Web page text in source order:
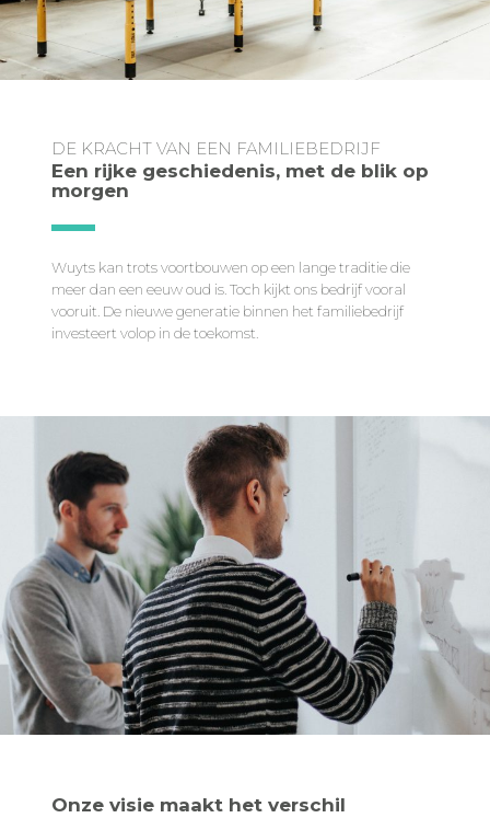
DE KRACHT VAN EEN FAMILIEBEDRIJF
Een rijke geschiedenis, met de blik op
morgen
Wuyts kan trots voortbouwen op een lange traditie die
meer dan een eeuw oud is. Toch kijkt ons bedrijf vooral
vooruit. De nieuwe generatie binnen het familiebedrijf
investeert volop in de toekomst.
Onze visie maakt het verschil